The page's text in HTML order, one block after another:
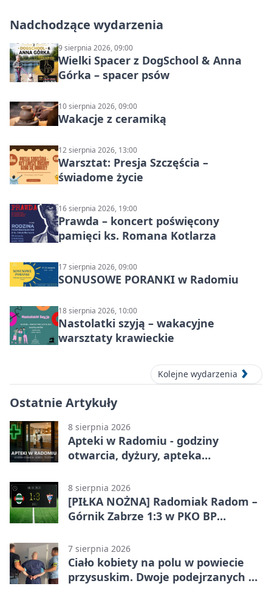
Nadchodzące wydarzenia
9 sierpnia 2026, 09:00
Wielki Spacer z DogSchool & Anna
Górka – spacer psów
10 sierpnia 2026, 09:00
Wakacje z ceramiką
12 sierpnia 2026, 13:00
Warsztat: Presja Szczęścia –
świadome życie
16 sierpnia 2026, 19:00
Prawda – koncert poświęcony
pamięci ks. Romana Kotlarza
17 sierpnia 2026, 09:00
SONUSOWE PORANKI w Radomiu
18 sierpnia 2026, 10:00
Nastolatki szyją – wakacyjne
warsztaty krawieckie
Kolejne wydarzenia
Ostatnie Artykuły
8 sierpnia 2026
Apteki w Radomiu - godziny
otwarcia, dyżury, apteka
8 sierpnia 2026
[PIŁKA NOŻNA] Radomiak Radom –
Górnik Zabrze 1:3 w PKO BP
golami pogrążył gospodarzy
7 sierpnia 2026
Ciało kobiety na polu w powiecie
przysuskim. Dwoje podejrzanych w